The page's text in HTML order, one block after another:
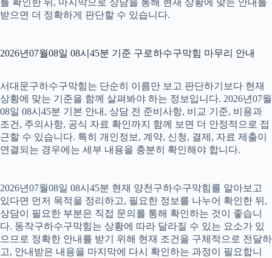
를 확인한 뒤, 마지막으로 상담을 통해 현재 상황에 맞는 안내를
받으면 더 정확하게 판단할 수 있습니다.
2026년07월08일 08시45분 기준 구로하수구막힘 마무리 안내
서대문구하수구막힘는 단순히 이름만 보고 판단하기보다 현재
상황에 맞는 기준을 함께 살펴봐야 하는 정보입니다. 2026년07월
08일 08시45분 기본 안내, 상담 전 준비사항, 비교 기준, 비용과
조건, 주의사항, 공식 자료 확인까지 함께 보면 더 안정적으로 접
근할 수 있습니다. 특히 개인정보, 계약, 신청, 결제, 자료 제출이
연결되는 경우에는 세부 내용을 충분히 확인해야 합니다.
2026년07월08일 08시45분 현재 양천구하수구막힘를 알아보고
있다면 먼저 목적을 정리하고, 필요한 정보를 나누어 확인한 뒤,
상담이 필요한 부분은 직접 문의를 통해 확인하는 것이 좋습니
다. 동작구하수구막힘는 상황에 따라 달라질 수 있는 요소가 있
으므로 정확한 안내를 받기 위해 현재 조건을 구체적으로 전달하
고, 안내받은 내용을 마지막에 다시 확인하는 과정이 필요합니